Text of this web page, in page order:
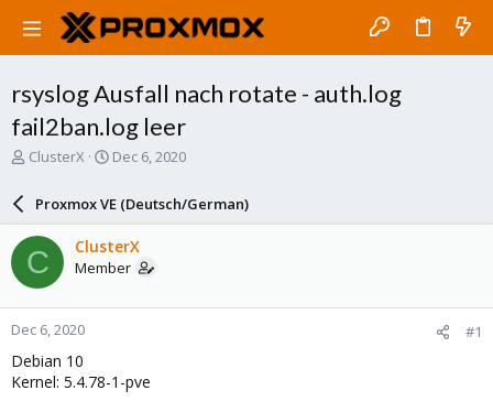
rsyslog Ausfall nach rotate - auth.log
fail2ban.log leer
T
a
d
s
t
a
r
t
e
r
ClusterX
S
a
r
d
a
e
Dec 6, 2020
Proxmox VE (Deutsch/German)
C ClusterX
Member
Dec 6, 2020 #1
Debian 10
Kernel: 5.4.78-1-pve